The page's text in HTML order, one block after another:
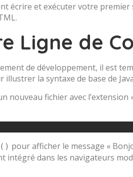
écrire et exécuter votre premier
Ligne de
de développement, il est
la syntaxe de base de
fichier avec l’extension
pour afficher le message «
dans les navigateurs